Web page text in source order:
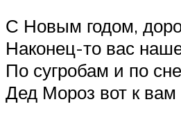
С Новым годом,
Наконец-то вас
По сугробам и по
Дед Мороз вот к